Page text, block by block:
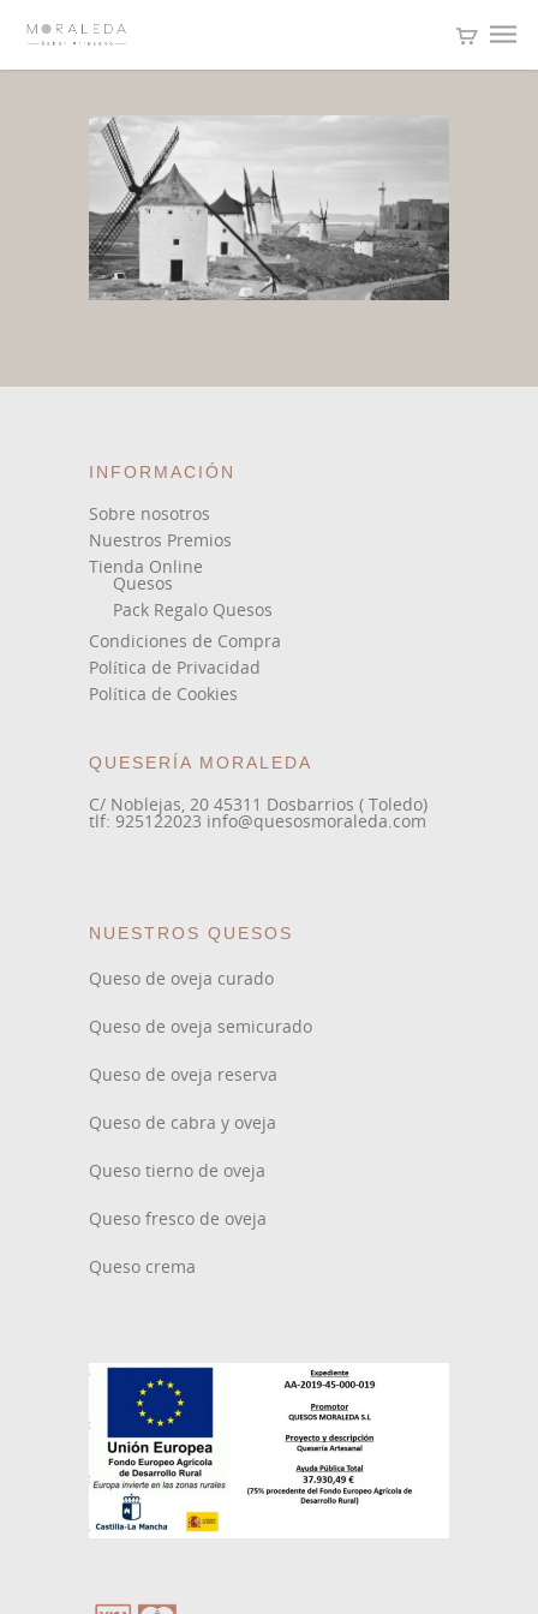
INFORMACIÓN
Sobre nosotros
Nuestros Premios
Tienda Online
Quesos
Pack Regalo Quesos
Condiciones de Compra
Política de Privacidad
Política de Cookies
QUESERÍA MORALEDA
C/ Noblejas, 20 45311 Dosbarrios ( Toledo)
tlf: 925122023 info@quesosmoraleda.com
NUESTROS QUESOS
Queso de oveja curado
Queso de oveja semicurado
Queso de oveja reserva
Queso de cabra y oveja
Queso tierno de oveja
Queso fresco de oveja
Queso crema